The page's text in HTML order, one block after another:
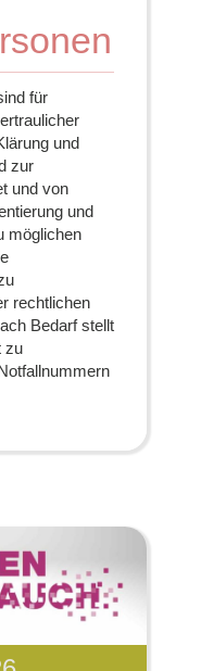
für
und
zur
und von
und
möglichen
rechtlichen
Bedarf stellt
zu